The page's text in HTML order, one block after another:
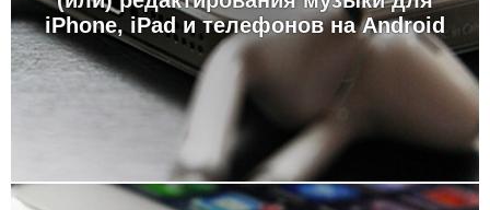
iPhone, iPad и телефонов на Android